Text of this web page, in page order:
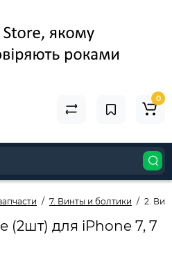
0
7. Винты и болтики 2.
(2шт) для iPhone 7, 7